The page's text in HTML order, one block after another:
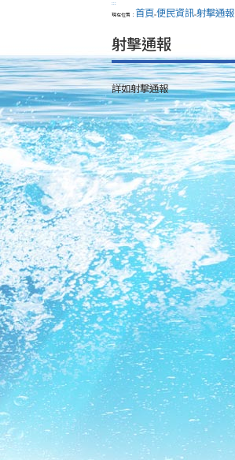
:::
現在位置： 首頁>便民資訊>射擊通報
射擊通報
詳如射擊通報